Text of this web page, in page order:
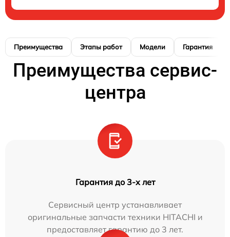
Преимущества Этапы работ Модели Гарантия
Преимущества сервис-
центра
Гарантия до 3-х лет
Сервисный центр устанавливает
оригинальные запчасти техники HITACHI и
предоставляет гарантию до 3 лет.